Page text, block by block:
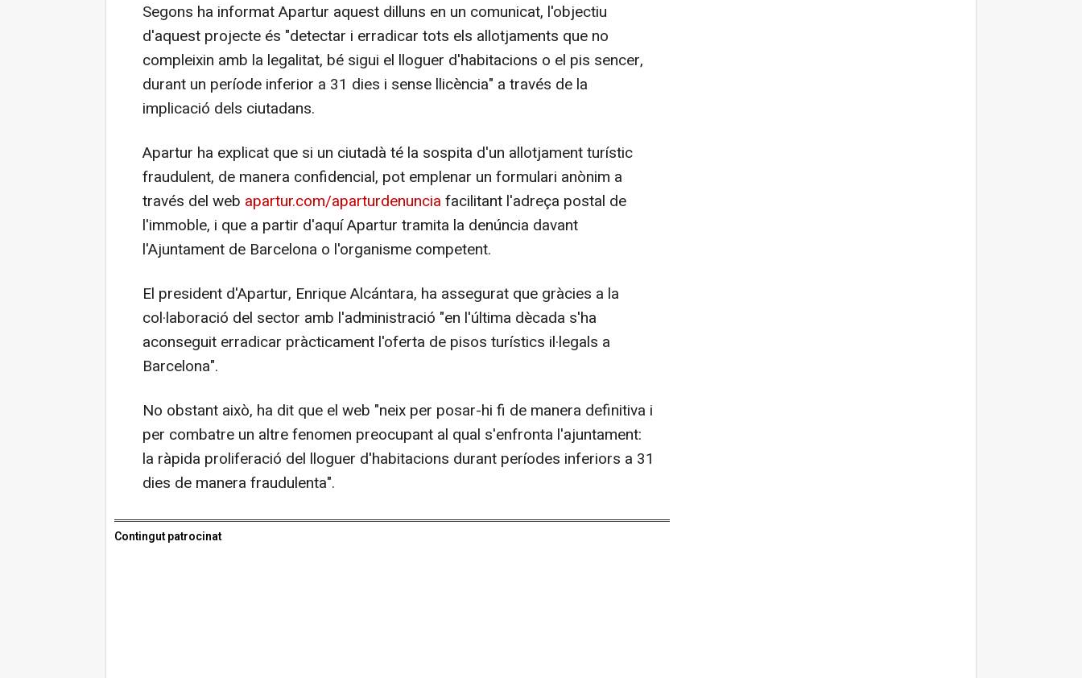
Segons ha informat Apartur aquest dilluns en un comunicat, l'objectiu
d'aquest projecte és "detectar i erradicar tots els allotjaments que no
compleixin amb la legalitat, bé sigui el lloguer d'habitacions o el pis sencer,
durant un període inferior a 31 dies i sense llicència" a través de la
implicació dels ciutadans.
Apartur ha explicat que si un ciutadà té la sospita d'un allotjament turístic
fraudulent, de manera confidencial, pot emplenar un formulari anònim a
través del web apartur.com/aparturdenuncia facilitant l'adreça postal de
l'immoble, i que a partir d'aquí Apartur tramita la denúncia davant
l'Ajuntament de Barcelona o l'organisme competent.
El president d'Apartur, Enrique Alcántara, ha assegurat que gràcies a la
col·laboració del sector amb l'administració "en l'última dècada s'ha
aconseguit erradicar pràcticament l'oferta de pisos turístics il·legals a
Barcelona".
No obstant això, ha dit que el web "neix per posar-hi fi de manera definitiva i
per combatre un altre fenomen preocupant al qual s'enfronta l'ajuntament:
la ràpida proliferació del lloguer d'habitacions durant períodes inferiors a 31
dies de manera fraudulenta".
Contingut patrocinat